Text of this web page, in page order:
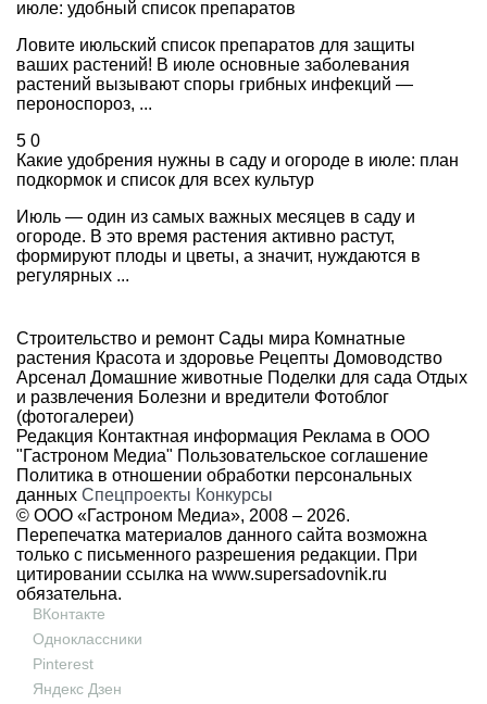
июле: удобный список препаратов
Ловите июльский список препаратов для защиты
ваших растений! В июле основные заболевания
растений вызывают споры грибных инфекций —
пероноспороз, ...
5 0
Какие удобрения нужны в саду и огороде в июле: план
подкормок и список для всех культур
Июль — один из самых важных месяцев в саду и
огороде. В это время растения активно растут,
формируют плоды и цветы, а значит, нуждаются в
регулярных ...
Строительство и ремонт Сады мира Комнатные
растения Красота и здоровье Рецепты Домоводство
Арсенал Домашние животные Поделки для сада Отдых
и развлечения Болезни и вредители Фотоблог
(фотогалереи)
Редакция Контактная информация Реклама в ООО
"Гастроном Медиа" Пользовательское соглашение
Политика в отношении обработки персональных
данных Спецпроекты Конкурсы
© ООО «Гастроном Медиа», 2008 – 2026.
Перепечатка материалов данного сайта возможна
только с письменного разрешения редакции. При
цитировании ссылка на www.supersadovnik.ru
обязательна.
ВКонтакте
Одноклассники
Pinterest
Яндекс Дзен